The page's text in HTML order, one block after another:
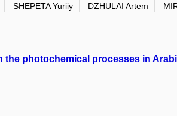
SHEPETA Yuriiy DZHULAI Artem
photochemical processes in